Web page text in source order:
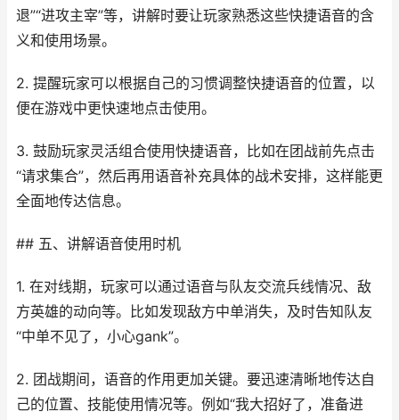
退”“进攻主宰”等，讲解时要让玩家熟悉这些快捷语音的含
义和使用场景。
2. 提醒玩家可以根据自己的习惯调整快捷语音的位置，以
便在游戏中更快速地点击使用。
3. 鼓励玩家灵活组合使用快捷语音，比如在团战前先点击
“请求集合”，然后再用语音补充具体的战术安排，这样能更
全面地传达信息。
## 五、讲解语音使用时机
1. 在对线期，玩家可以通过语音与队友交流兵线情况、敌
方英雄的动向等。比如发现敌方中单消失，及时告知队友
“中单不见了，小心gank”。
2. 团战期间，语音的作用更加关键。要迅速清晰地传达自
己的位置、技能使用情况等。例如“我大招好了，准备进